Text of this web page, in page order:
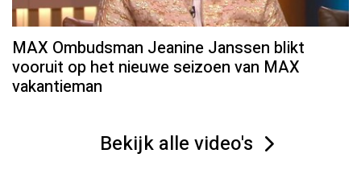
MAX Ombudsman Jeanine Janssen blikt
vooruit op het nieuwe seizoen van MAX
vakantieman
Bekijk alle video's